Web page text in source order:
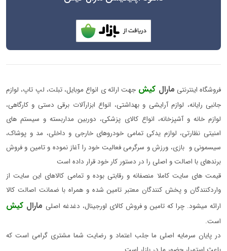
فروشگاه اینترنتی مارال کیش جهت ارائه ی انواع موبایل، تبلت، لپ تاپ، لوازم
جانبی رایانه، لوازم آرایشی و بهداشتی، انواع ابزارآلات برقی دستی و کارگاهی،
لوازم خانه و آشپزخانه، انواع کالای پزشکی، دوربین مداربسته و سیستم های
امنیتی نظارتی، لوازم یدکی تمامی خودروهای خارجی و داخلی، مد و پوشاک،
سیسمونی و بازی، ورزش و سرگرمی فعالیت خود را آغاز نموده و تامین و فروش
برندهای با اصالت و اصلی را در دستور کار خود قرار داده است
قیمت های سایت کاملا منصفانه و رقابتی بوده و تمامی کالاهای این سایت از
واردکنندگان و پخش کنندگان معتبر تامین شده و همراه با ضمانت اصالت کالا
ارائه میشود. چرا که تامین و فروش کالای اورجینال، دغدغه اصلی مارال کیش
است.
در پایان سرمایه اصلی ما جلب اعتماد و رضایت شما مشتری گرامی است که